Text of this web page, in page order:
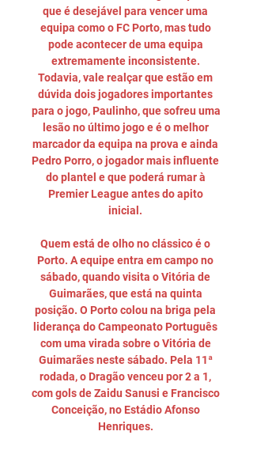
que é desejável para vencer uma
equipa como o FC Porto, mas tudo
pode acontecer de uma equipa
extremamente inconsistente.
Todavia, vale realçar que estão em
dúvida dois jogadores importantes
para o jogo, Paulinho, que sofreu uma
lesão no último jogo e é o melhor
marcador da equipa na prova e ainda
Pedro Porro, o jogador mais influente
do plantel e que poderá rumar à
Premier League antes do apito
inicial.
Quem está de olho no clássico é o
Porto. A equipe entra em campo no
sábado, quando visita o Vitória de
Guimarães, que está na quinta
posição. O Porto colou na briga pela
liderança do Campeonato Português
com uma virada sobre o Vitória de
Guimarães neste sábado. Pela 11ª
rodada, o Dragão venceu por 2 a 1,
com gols de Zaidu Sanusi e Francisco
Conceição, no Estádio Afonso
Henriques.